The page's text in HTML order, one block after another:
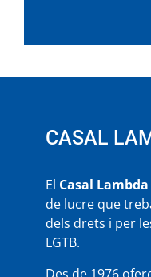
CASAL
El Casal Lambda
de lucre que
dels drets i per
LGTB.